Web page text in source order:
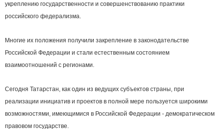
укреплению государственности и совершенствованию практики
российского федерализма.
Многие их положения получили закрепление в законодательстве
Российской Федерации и стали естественным состоянием
взаимоотношений с регионами.
Сегодня Татарстан, как один из ведущих субъектов страны, при
реализации инициатив и проектов в полной мере пользуется широкими
возможностями, имеющимися в Российской Федерации - демократическом
правовом государстве.